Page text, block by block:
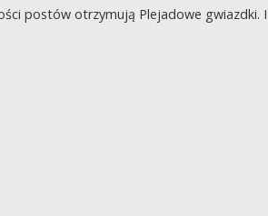
postów otrzymują Plejadowe gwiazdki.